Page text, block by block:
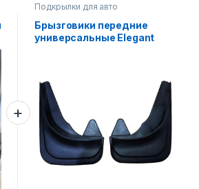
Подкрылки для авто
Брызговики передние
универсальные Elegant